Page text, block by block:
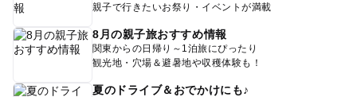
親子で行きたいお祭り・イベントが満載
8月の親子旅おすすめ情報
関東からの日帰り～1泊旅にぴったり
観光地・穴場＆避暑地や収穫体験も！
夏のドライブ＆おでかけにも♪